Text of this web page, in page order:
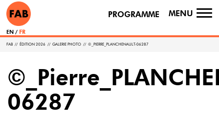
PROGRAMME MENU
EN FR
FAB // ÉDITION 2026 // GALERIE PHOTO // ©_PIERRE_PLANCHENAULT-06287
06287